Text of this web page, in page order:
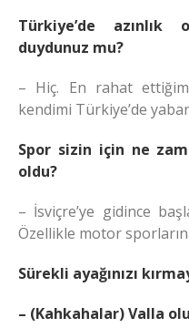
Türkiye’de azınlık
duydunuz mu?
– Hiç. En rahat
kendimi Türkiye’de
Spor sizin için ne
oldu?
– İsviçre’ye gidince
Özellikle motor
Sürekli ayağınızı
– (Kahkahalar) Valla